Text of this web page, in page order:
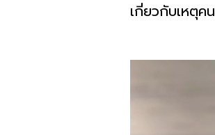
เกี่ยวกับเหตุค